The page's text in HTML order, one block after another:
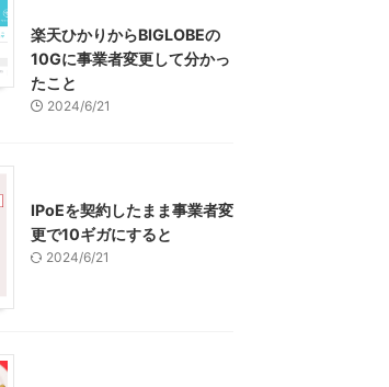
楽天ひかりからBIGLOBEの
10Gに事業者変更して分かっ
たこと
2024/6/21
IPoEを契約したまま事業者変
更で10ギガにすると
2024/6/21